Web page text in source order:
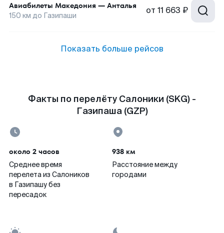
Авиабилеты Македония — Анталья
150 км до Газипаши от 11 663 ₽
Показать больше рейсов
Факты по перелёту Салоники (SKG) -
Газипаша (GZP)
около 2 часов
Среднее время
перелета из Салоников
в Газипашу без
пересадок
938 км
Расстояние между
городами